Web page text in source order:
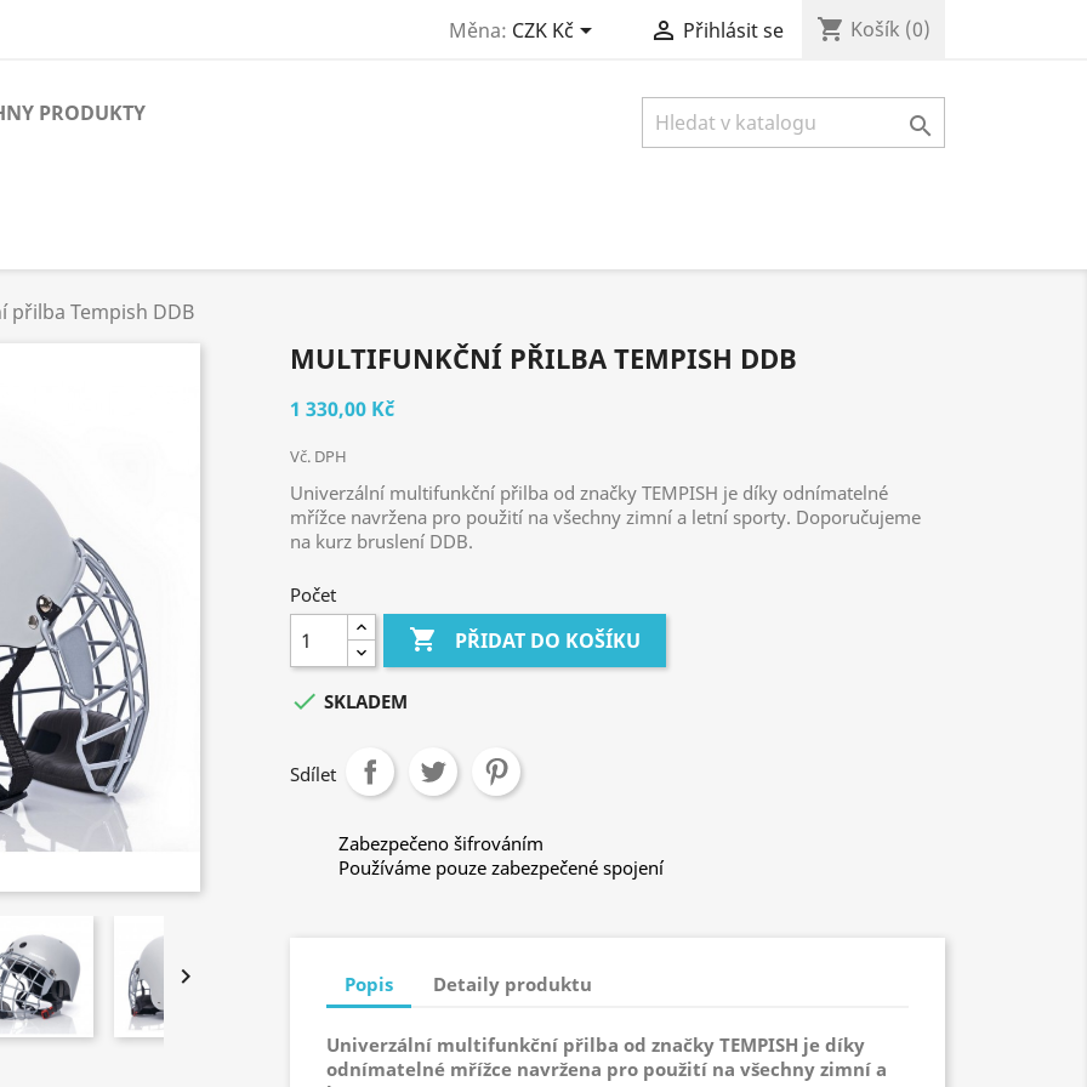
Měna: CZK Kč  Přihlásit se shopping_cart Košík (0)
PRODUKTY 
Tempish DDB

MULTIFUNKČNÍ PŘILBA TEMPISH DDB
1 330,00 Kč
Vč. DPH
Univerzální multifunkční přilba od značky TEMPISH je díky odnímatelné
mřížce navržena pro použití na všechny zimní a letní sporty. Doporučujeme
na kurz bruslení DDB.
Počet
 PŘIDAT DO KOŠÍKU
 SKLADEM
Sdílet
Zabezpečeno šifrováním
Používáme pouze zabezpečené spojení
Popis Detaily produktu
Univerzální multifunkční přilba od značky TEMPISH je díky
odnímatelné mřížce navržena pro použití na všechny zimní a